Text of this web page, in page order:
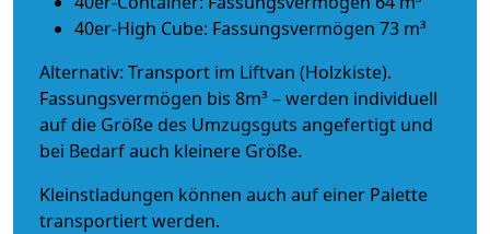
40er-High Cube: Fassungsvermögen 73 m³
Alternativ: Transport im Liftvan (Holzkiste).
Fassungsvermögen bis 8m³ – werden individuell
auf die Größe des Umzugsguts angefertigt und
bei Bedarf auch kleinere Größe.
Kleinstladungen können auch auf einer Palette
transportiert werden.